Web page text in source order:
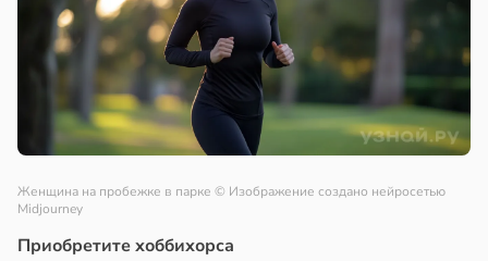
Женщина на пробежке в парке © Изображение создано нейросетью
Midjourney
Приобретите хоббихорса